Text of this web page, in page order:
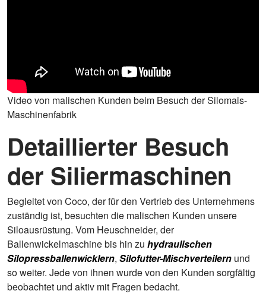
Video von malischen Kunden beim Besuch der Silomais-
Maschinenfabrik
Detaillierter Besuch
der Siliermaschinen
Begleitet von Coco, der für den Vertrieb des Unternehmens
zuständig ist, besuchten die malischen Kunden unsere
Siloausrüstung. Vom Heuschneider, der
Ballenwickelmaschine bis hin zu hydraulischen
Silopressballenwicklern, Silofutter-Mischverteilern und
so weiter. Jede von ihnen wurde von den Kunden sorgfältig
beobachtet und aktiv mit Fragen bedacht.